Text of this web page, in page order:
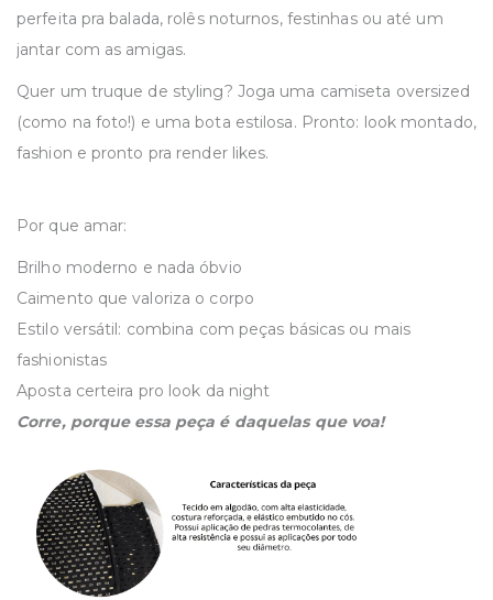
perfeita pra balada, rolês noturnos, festinhas ou até um
jantar com as amigas.
Quer um truque de styling? Joga uma camiseta oversized
(como na foto!) e uma bota estilosa. Pronto: look montado,
fashion e pronto pra render likes.
Por que amar:
Brilho moderno e nada óbvio
Caimento que valoriza o corpo
Estilo versátil: combina com peças básicas ou mais
fashionistas
Aposta certeira pro look da night
Corre, porque essa peça é daquelas que voa!